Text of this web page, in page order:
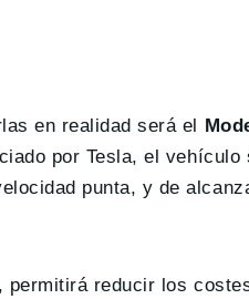
en realidad será el
por Tesla, el vehículo
punta, y de
permitirá reducir los